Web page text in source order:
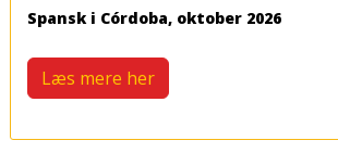
Spansk i Córdoba, oktober 2026
Læs mere her